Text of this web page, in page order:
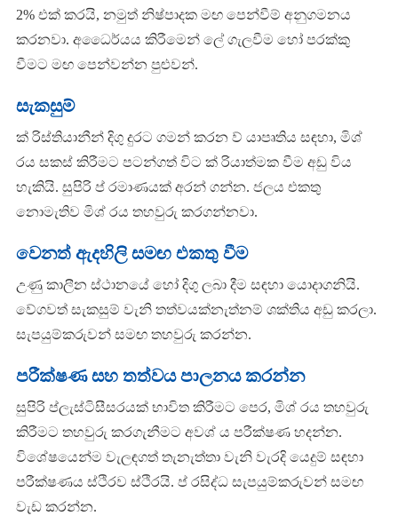
2% එක් කරයි, නමුත් නිෂ්පාදක මඟ පෙන්වීම් අනුගමනය
කරනවා. අධෛර්යය කිරීමෙන් ලේ ගැලවීම හෝ පරක්කු
වීමට මඟ පෙන්වන්න පුළුවන්.
සැකසුම්
ක් රිස්තියානීන් දිගු දුරට ගමන් කරන ව් යාපෘතිය සඳහා, මිශ්
රය සකස් කිරීමට පටන්ගත් විට ක් රියාත්මක වීම අඩු විය
හැකියි. සුපිරි ප් රමාණයක් අරන් ගන්න. ජලය එකතු
නොමැතිව මිශ් රය තහවුරු කරගන්නවා.
වෙනත් ඇදහිලි සමඟ එකතු වීම
උණු කාලීන ස්ථානයේ හෝ දිගු ලබා දීම සඳහා යොදාගනියි.
වේගවත් සැකසුම් වැනි තත්වයක්නැත්නම් ශක්තිය අඩු කරලා.
සැපයුම්කරුවන් සමඟ තහවුරු කරන්න.
පරීක්ෂණ සහ තත්වය පාලනය කරන්න
සුපිරි ප්ලැස්ටිසීසරයක් භාවිත කිරීමට පෙර, මිශ් රය තහවුරු
කිරීමට තහවුරු කරගැනීමට අවශ් ය පරීක්ෂණ හදන්න.
විශේෂයෙන්ම වැලඳගත් තැනැත්තා වැනි වැරදි යෙදුම් සඳහා
පරීක්ෂණය ස්ථිරව ස්ථිරයි. ප් රසිද්ධ සැපයුම්කරුවන් සමඟ
වැඩ කරන්න.